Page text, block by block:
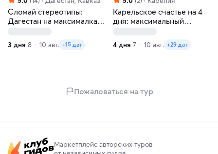
Сломай стереотипы:
Дагестан на максималках
3 дня 8 – 10 авг. +15 дат
Карельское счастье на 4
дня: максимальный
4 дня 7 – 10 авг. +29 дат
Пожаловаться на тур
Маркетплейс авторских туров